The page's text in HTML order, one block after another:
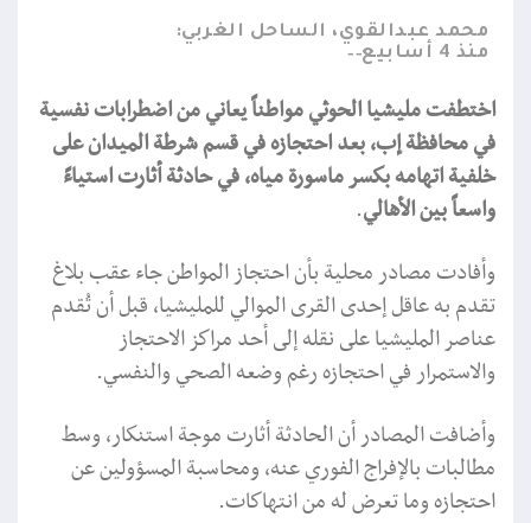
محمد عبدالقوي، الساحل الغربي:
منذ 4 أسابيع
اختطفت مليشيا الحوثي مواطناً يعاني من اضطرابات نفسية
في محافظة إب، بعد احتجازه في قسم شرطة الميدان على
خلفية اتهامه بكسر ماسورة مياه، في حادثة أثارت استياءً
واسعاً بين الأهالي.
وأفادت مصادر محلية بأن احتجاز المواطن جاء عقب بلاغ
تقدم به عاقل إحدى القرى الموالي للمليشيا، قبل أن تُقدم
عناصر المليشيا على نقله إلى أحد مراكز الاحتجاز
والاستمرار في احتجازه رغم وضعه الصحي والنفسي.
وأضافت المصادر أن الحادثة أثارت موجة استنكار، وسط
مطالبات بالإفراج الفوري عنه، ومحاسبة المسؤولين عن
احتجازه وما تعرض له من انتهاكات.